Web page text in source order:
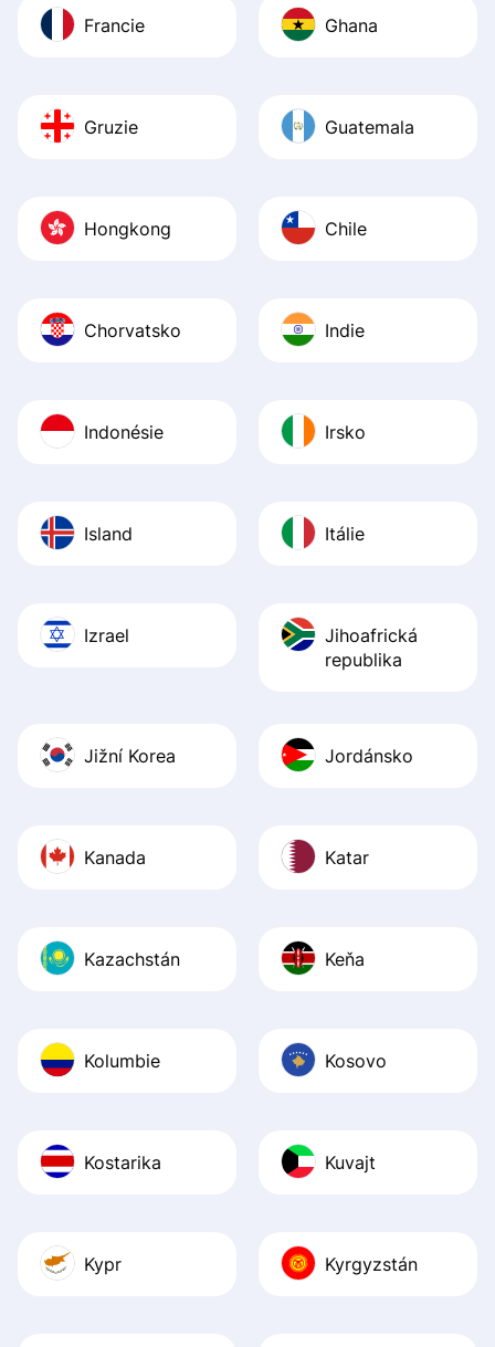
Francie Ghana
Gruzie Guatemala
Hongkong Chile
Chorvatsko Indie
Indonésie Irsko
Island Itálie
Izrael
Jihoafrická
republika
Jižní Korea Jordánsko
Kanada Katar
Kazachstán Keňa
Kolumbie Kosovo
Kostarika Kuvajt
Kypr Kyrgyzstán